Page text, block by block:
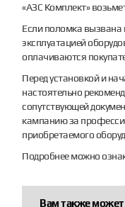
«АЗС Комплект»
Если поломка вызвана
эксплуатацией
оплачиваются
Перед установкой и
настоятельно
сопутствующей
кампанию за
приобретаемого
Подробнее можно
Вам также